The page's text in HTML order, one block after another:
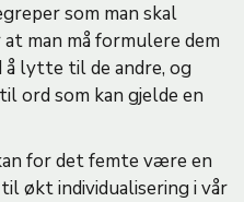
som man skal
man må formulere dem
lytte til de andre, og
ord som kan gjelde en
for det femte være en
økt individualisering i vår